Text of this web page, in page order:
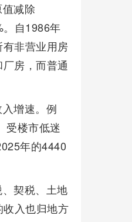
减除
自1986年
非营业用房
房，而普通
增速。例
受楼市低迷
年的4440
契税、土地
入也归地方